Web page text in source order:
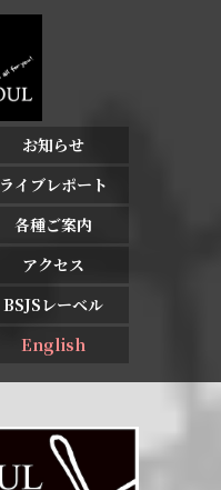
お知らせ
ライブレポート
各種ご案内
アクセス
BSJSレーベル
English